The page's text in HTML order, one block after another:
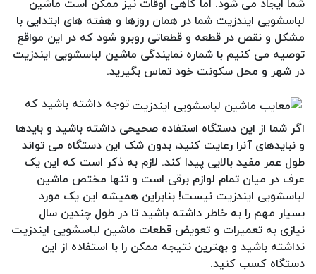
لباسشویی ایندزیت شما در همان روزها و هفته های ابتدایی با
مشکل و نقص در قطعه و قطعاتی روبرو شود که در این مواقع
توصیه می کنیم با شماره نمایندگی ماشین لباسشویی ایندزیت
در شهر و محل سکونت خود تماس بگیرید.
توجه داشته باشید که
اگر شما از این دستگاه استفاده صحیحی داشته باشید و بایدها
و نبایدهای آنرا رعایت کنید، بدون شک این دستگاه می تواند
طول عمر مفید بالایی پیدا کند. لازم به ذکر است که این یک
عرف در میان تمام لوازم برقی است و تنها مختص ماشین
لباسشویی ایندزیت نیست! بنابراین همیشه این یک مورد
بسیار مهم را به خاطر داشته باشید تا در طول چندین سال
نیازی به تعمیرات و تعویض قطعات ماشین لباسشویی ایندزیت
نداشته باشید و بهترین نتیجه ممکن را با استفاده از این
دستگاه کسب کنید.